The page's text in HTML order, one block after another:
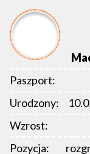
Paszport:
Urodzony:
Wzrost:
Pozycja: